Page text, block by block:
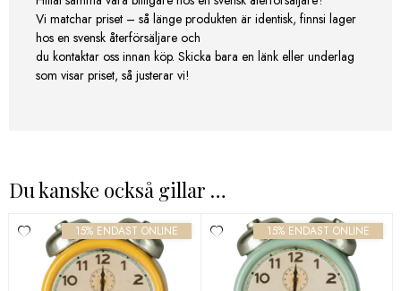
Vi matchar priset – så länge produkten är identisk, finnsi lager
hos en svensk återförsäljare och
du kontaktar oss innan köp. Skicka bara en länk eller underlag
som visar priset, så justerar vi!
Du kanske också gillar …
15% ENDAST ONLINE 15% ENDAST ONLINE